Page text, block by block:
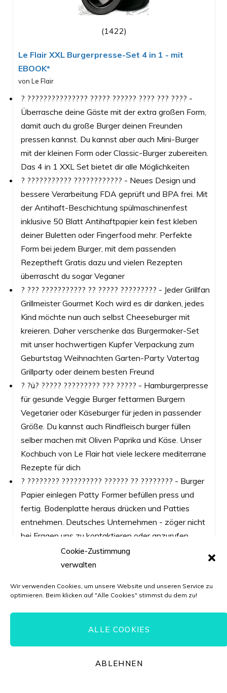
Cookie-Zustimmung
verwalten
Wir verwenden Cookies, um unsere Website und unseren Service zu
optimieren. Beim klicken auf "Alle Cookies" stimmst du dem zu!
ALLE COOKIES
ABLEHNEN
(1422)
Le Flair XXL Burgerpresse-Set 4 in 1 - mit
EBOOK*
von Le Flair
? ??????????????? ????? ?????? ???? ??? ???? -
Überrasche deine Gäste mit der extra großen Form,
damit auch du große Burger deinen Freunden
pressen kannst. Du kannst aber auch Mini-Burger
mit der kleinen Form oder Classic-Burger zubereiten.
Das 4 in 1 XXL Set bietet dir alle Möglichkeiten
? ??????????? ???????????? - Neues Design und
bessere Verarbeitung FDA geprüft und BPA frei. Mit
der Antihaft-Beschichtung spülmaschinenfest
inklusive 50 Blatt Antihaftpapier kein fest kleben
deiner Buletten oder Fingerfood mehr. Perfekte
Form bei jedem Burger, mit dem passenden
Rezeptheft Gratis dazu und vielen Rezepten
überrascht du sogar Veganer
? ??? ??????????? ?? ????? ????????? - Jeder Grillfan
Grillmeister Gourmet Koch wird es dir danken, jedes
Kind möchte nun auch selbst Cheeseburger mit
kreieren. Daher verschenke das Burgermaker-Set
mit unser hochwertigen Kupfer Verpackung zum
Geburtstag Weihnachten Garten-Party Vatertag
Grillparty oder deinem besten Freund
? ?ü? ????? ????????? ??? ????? - Hamburgerpresse
für gesunde Veggie Burger fettarmen Burgern
Vegetarier oder Käseburger für jeden in passender
Größe. Du kannst auch Rindfleisch burger füllen
selber machen mit Oliven Paprika und Käse. Unser
Kochbuch von Le Flair hat viele leckere mediterrane
Rezepte für dich
? ???????? ?????????? ?????? ?? ???????? - Burger
Papier einlegen Patty Former befüllen press und
fertig. Bodenplatte heraus drücken und Patties
entnehmen. Deutsches Unternehmen - zöger nicht
bei Fragen uns zu kontaktieren oder anzurufen.
Qualität wie auch deine Meinung ist uns wichtig,
daher steht unser Le Flair Kundenservice jeder Zeit
Unverb. Preisempf.: € 25,99
Du sparst: € 3,90 (-15%)